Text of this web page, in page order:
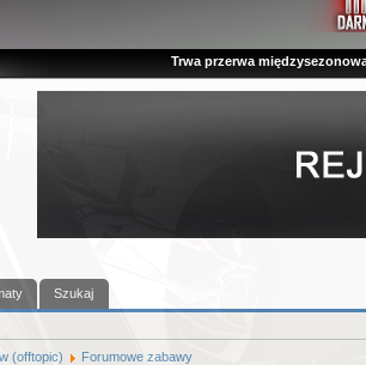
Trwa przerwa
Szukaj
(offtopic)
Forumowe zabawy